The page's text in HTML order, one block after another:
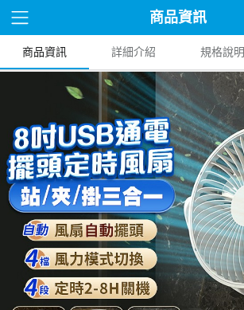
商品資訊
商品資訊 詳細介紹 規格說明